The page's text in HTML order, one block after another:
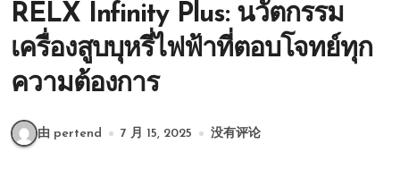
RELX Infinity Plus: นวัตกรรม
เครื่องสูบบุหรี่ไฟฟ้าที่ตอบโจทย์ทุก
ความต้องการ
由 pertend 7 月 15, 2025 没有评论